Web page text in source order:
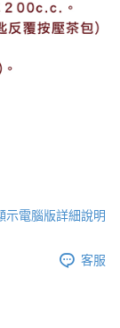
示電腦版詳細說明
客服